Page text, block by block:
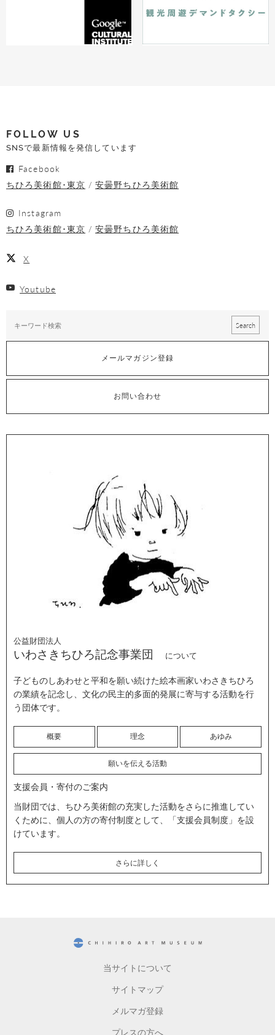
FOLLOW US
SNSで最新情報を発信しています
Facebook
ちひろ美術館･東京
安曇野ちひろ美術館
Instagram
ちひろ美術館･東京
安曇野ちひろ美術館
X
Youtube
メールマガジン登録
お問い合わせ
公益財団法人
いわさきちひろ記念事業団 について
子どものしあわせと平和を願い続けた絵本画家いわさきちひろ
の業績を記念し、文化の民主的多面的発展に寄与する活動を行
う団体です。
概要 理念 あゆみ
願いを伝える活動
支援会員・寄付のご案内
当財団では、ちひろ美術館の充実した活動をさらに推進してい
くために、個人の方の寄付制度として、「支援会員制度」を設
けています。
さらに詳しく
当サイトについて
サイトマップ
メルマガ登録
プレスの方へ